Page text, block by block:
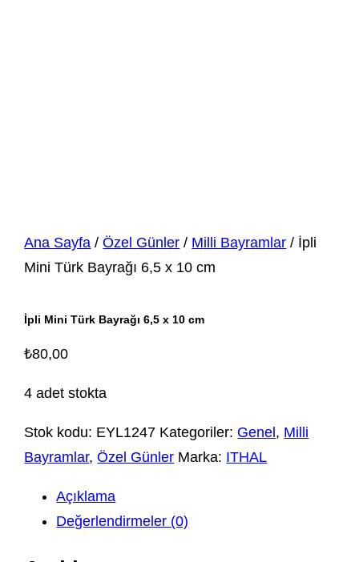
Ana Sayfa /Özel Günler / Milli Bayramlar / İpli
Mini Türk Bayrağı 6,5 x 10 cm
İpli Mini Türk Bayrağı 6,5 x 10 cm
₺80,00
4 adet stokta
Stok kodu: EYL1247 Kategoriler: Genel , Milli
Bayramlar,Özel Günler Marka: ITHAL
Açıklama
Değerlendirmeler (0)